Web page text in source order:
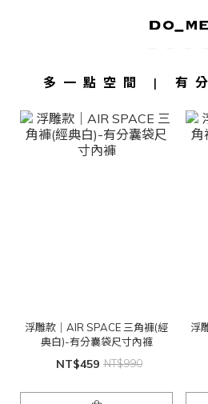
多一點空間 | 有
浮雕款｜AIR SPACE 三角褲(經
典白)-有分囊袋尺寸內褲
NT$459 NT$990
浮